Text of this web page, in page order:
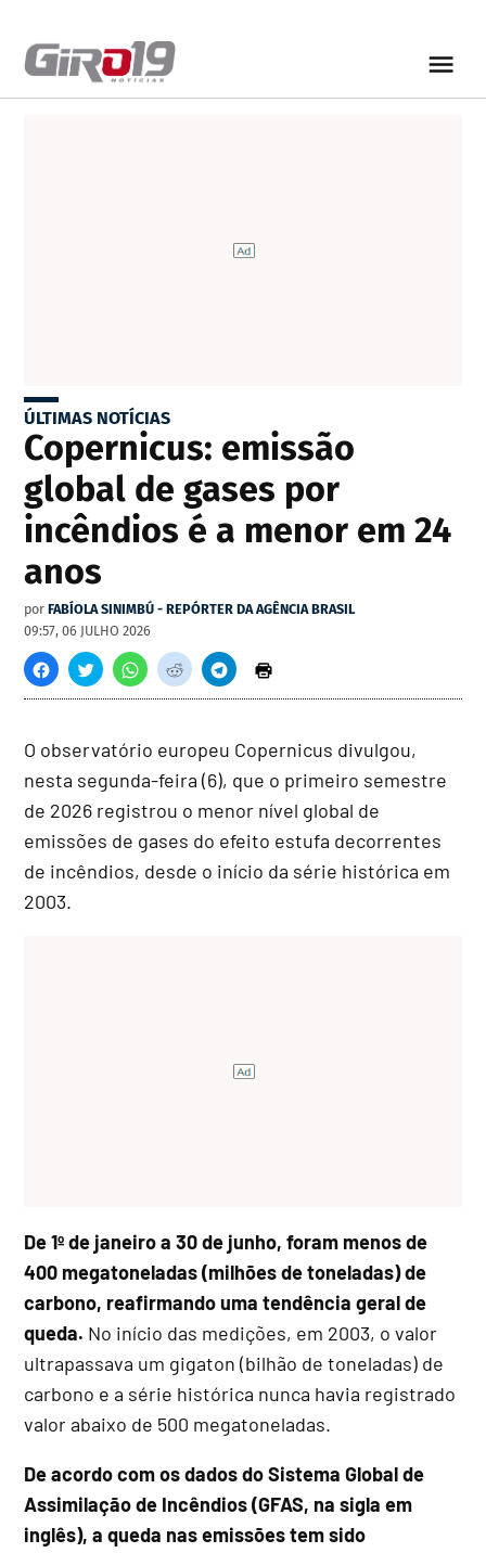
ÚLTIMAS NOTÍCIAS
Copernicus: emissão
global de gases por
incêndios é a menor em 24
anos
por FABÍOLA SINIMBÚ - REPÓRTER DA AGÊNCIA BRASIL
09:57, 06 JULHO 2026
O observatório europeu Copernicus divulgou,
nesta segunda-feira (6), que o primeiro semestre
de 2026 registrou o menor nível global de
emissões de gases do efeito estufa decorrentes
de incêndios, desde o início da série histórica em
2003.
De 1º de janeiro a 30 de junho, foram menos de
400 megatoneladas (milhões de toneladas) de
carbono, reafirmando uma tendência geral de
queda. No início das medições, em 2003, o valor
ultrapassava um gigaton (bilhão de toneladas) de
carbono e a série histórica nunca havia registrado
valor abaixo de 500 megatoneladas.
De acordo com os dados do Sistema Global de
Assimilação de Incêndios (GFAS, na sigla em
inglês), a queda nas emissões tem sido